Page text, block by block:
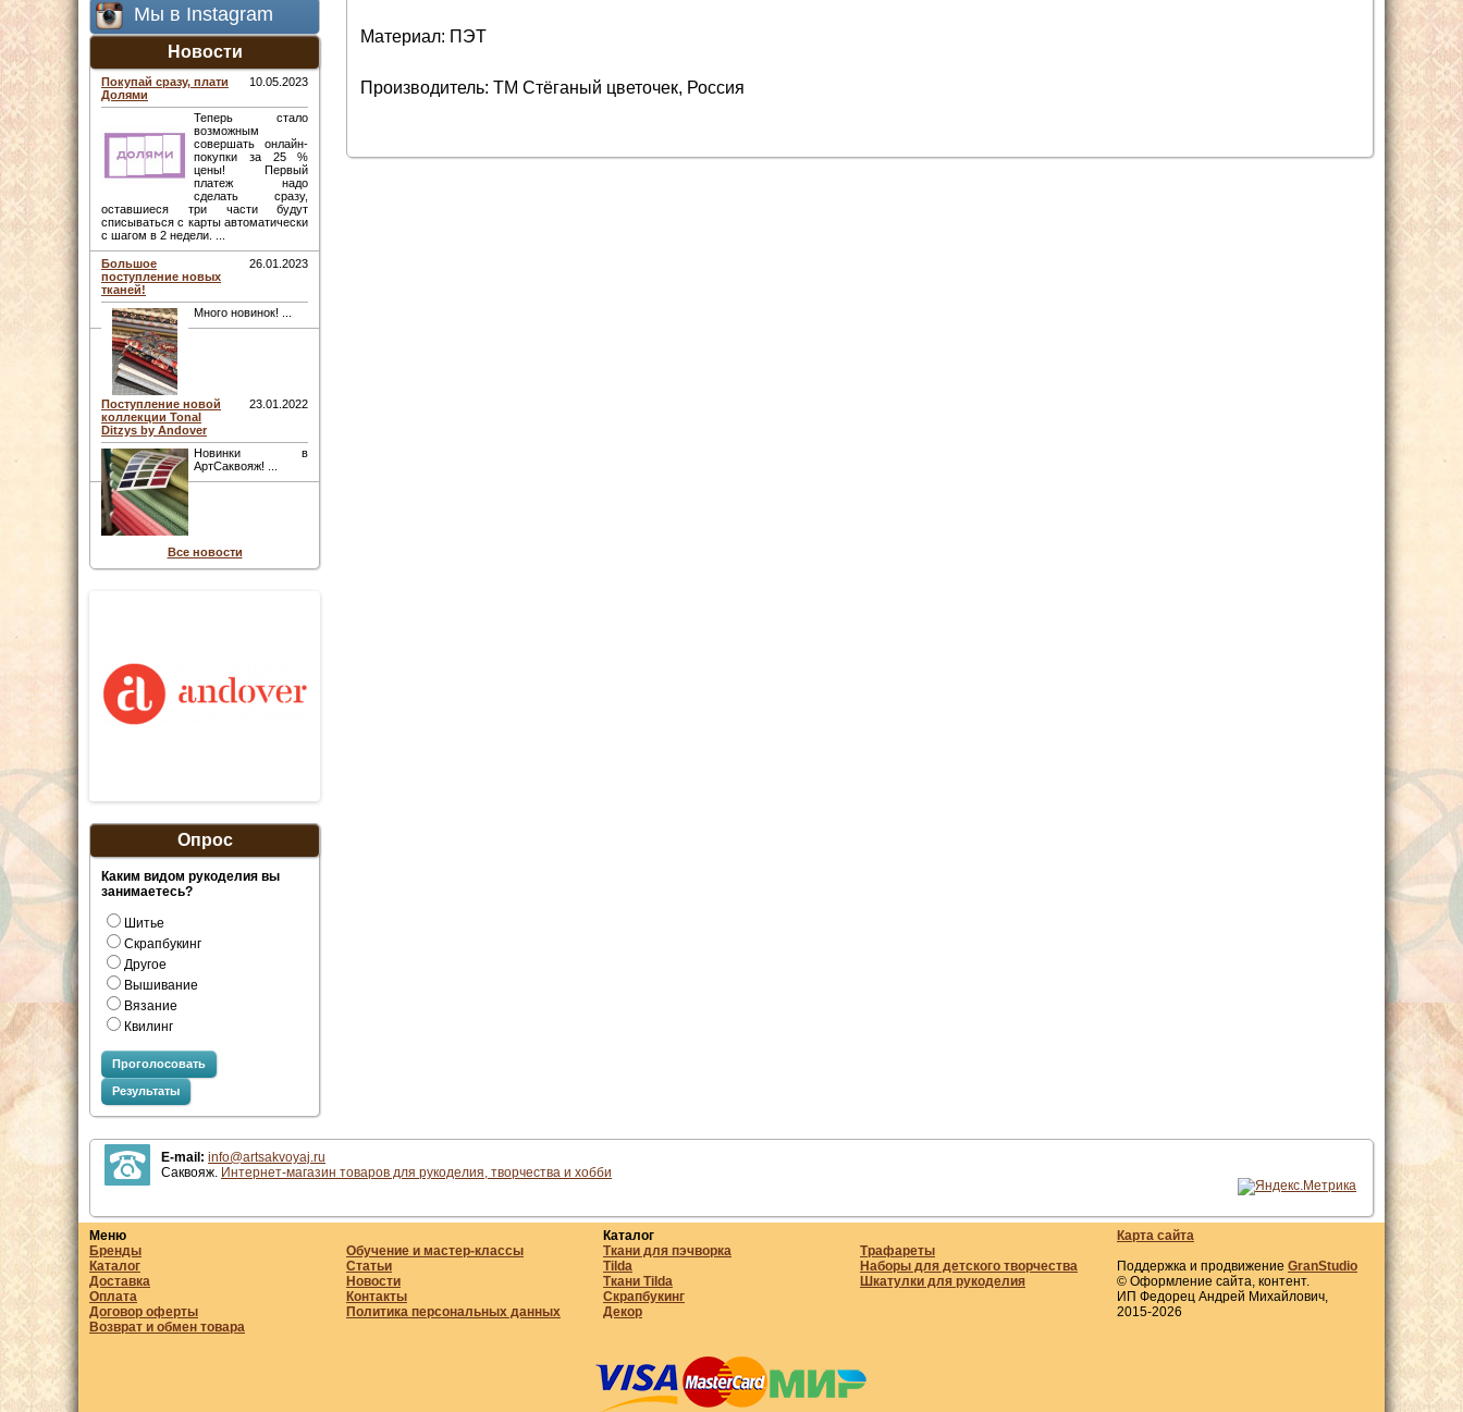
Мы в Instagram
Новости
Покупай сразу, плати
Долями
10.05.2023
Теперь стало
возможным
совершать онлайн-
покупки за 25 %
цены! Первый
платеж надо
сделать сразу,
оставшиеся три части будут
списываться с карты автоматически
с шагом в 2 недели. ...
Большое
поступление новых
тканей!
26.01.2023
Много новинок! ...
Поступление новой
коллекции Tonal
Ditzys by Andover
23.01.2022
Новинки в
АртСаквояж! ...
Все новости
Опрос
Каким видом рукоделия вы
занимаетесь?
Шитье
Скрапбукинг
Другое
Вышивание
Вязание
Квилинг
Проголосовать
Результаты
Материал: ПЭТ
Производитель: ТМ Стёганый цветочек, Россия
E-mail: info@artsakvoyaj.ru
Саквояж. Интернет-магазин товаров для рукоделия, творчества и хобби
Меню
Бренды
Каталог
Доставка
Оплата
Договор оферты
Возврат и обмен товара
Обучение и мастер-классы
Статьи
Новости
Контакты
Политика персональных данных
Каталог
Ткани для пэчворка
Tilda
Ткани Tilda
Скрапбукинг
Декор
Трафареты
Наборы для детского творчества
Шкатулки для рукоделия
Карта сайта
Поддержка и продвижение GranStudio
© Оформление сайта, контент.
ИП Федорец Андрей Михайлович,
2015-2026